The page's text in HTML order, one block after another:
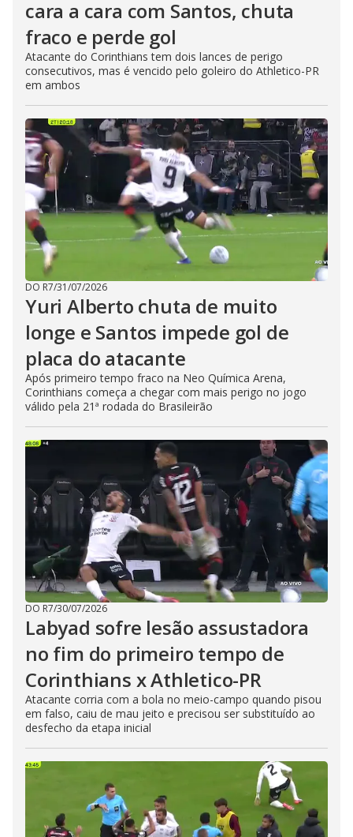
cara a cara com Santos, chuta
fraco e perde gol
Atacante do Corinthians tem dois lances de perigo
consecutivos, mas é vencido pelo goleiro do Athletico-PR
em ambos
DO R7/31/07/2026
Yuri Alberto chuta de muito
longe e Santos impede gol de
placa do atacante
Após primeiro tempo fraco na Neo Química Arena,
Corinthians começa a chegar com mais perigo no jogo
válido pela 21ª rodada do Brasileirão
DO R7/30/07/2026
Labyad sofre lesão assustadora
no fim do primeiro tempo de
Corinthians x Athletico-PR
Atacante corria com a bola no meio-campo quando pisou
em falso, caiu de mau jeito e precisou ser substituído ao
desfecho da etapa inicial